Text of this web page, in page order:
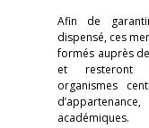
Afin de garantir
dispensé, ces
formés auprès
et resteront
organismes